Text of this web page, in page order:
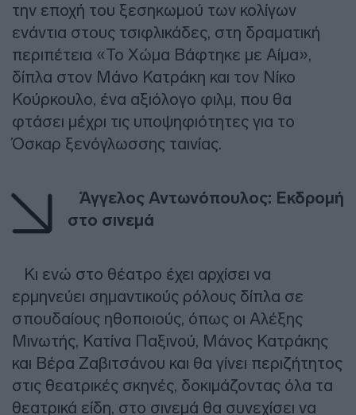
την εποχή του ξεσηκωμού των κολίγων
ενάντια στους τσιφλικάδες, στη δραματική
περιπέτεια «Το Χώμα Βάφτηκε με Αίμα»,
δίπλα στον Μάνο Κατράκη και τον Νίκο
Κούρκουλο, ένα αξιόλογο φιλμ, που θα
φτάσει μέχρι τις υποψηφιότητες για το
Όσκαρ ξενόγλωσσης ταινίας.
Άγγελος Αντωνόπουλος: Εκδρομή
στο σινεμά
Κι ενώ στο θέατρο έχει αρχίσει να
ερμηνεύει σημαντικούς ρόλους δίπλα σε
σπουδαίους ηθοποιούς, όπως οι Αλέξης
Μινωτής, Κατίνα Παξινού, Μάνος Κατράκης
και Βέρα Ζαβιτσάνου και θα γίνει περιζήτητος
στις θεατρικές σκηνές, δοκιμάζοντας όλα τα
θεατρικά είδη, στο σινεμά θα συνεχίσει να